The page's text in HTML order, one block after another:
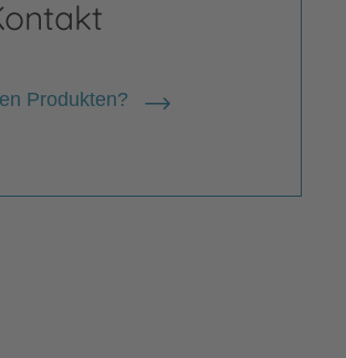
Produkten?